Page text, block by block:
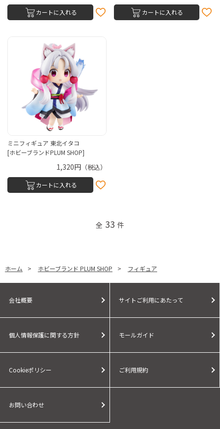
カートに入れる カートに入れる
ミニフィギュア 東北イタコ
[ホビーブランドPLUM SHOP]
1,320円（税込）
カートに入れる
全 33 件
ホーム > ホビーブランド PLUM SHOP > フィギュア
会社概要 サイトご利用にあたって
個人情報保護に関する方針 モールガイド
Cookieポリシー ご利用規約
お問い合わせ